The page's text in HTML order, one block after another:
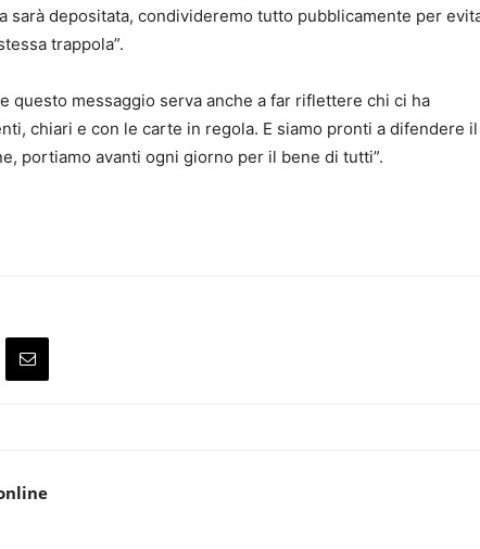
sarà depositata, condivideremo tutto pubblicamente per
trappola”.
questo messaggio serva anche a far riflettere chi ci ha
chiari e con le carte in regola. E siamo pronti a difendere il
portiamo avanti ogni giorno per il bene di tutti”.